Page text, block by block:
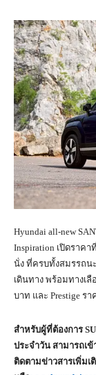
Hyundai all-new
Inspiration เปิดราค
นั่ง ที่ครบทั้งสมรรถน
เดินทาง พร้อมทางเลื
บาท และ Prestige รา
สำหรับผู้ที่ต้องการ
ประจำวัน สามารถเ
ติดตามข่าวสารเพิ่มเ